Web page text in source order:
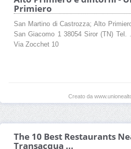
Primiero
San Martino di Castrozza; Alto
San Giacomo 1 38054 Siror (TN) Tel.
Via Zocchet 10
Creato da
The 10 Best Restaurants
Transacqua ...